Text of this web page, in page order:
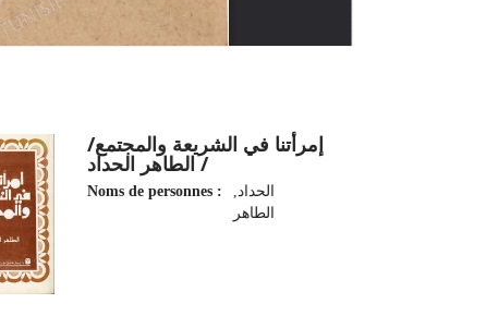
إمرأتنا في الشريعة والمجتمع/
/ الطاهر الحداد
Noms de personnes :
الحداد,
الطاهر‏